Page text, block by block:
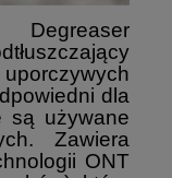
dla
są używane
Zawiera
ONT